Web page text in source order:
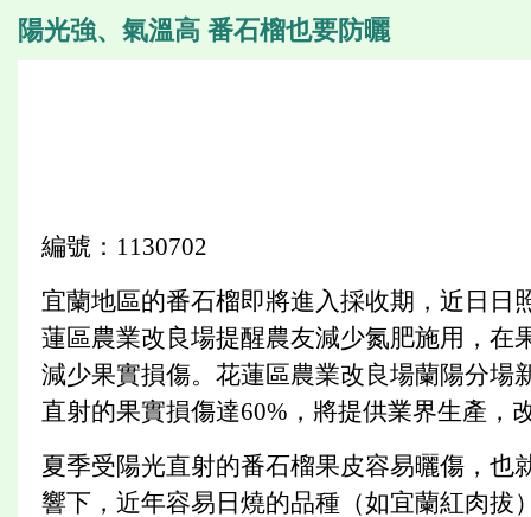
陽光強、氣溫高 番石榴也要防曬
編號：1130702
宜蘭地區的番石榴即將進入採收期，近日
蓮區農業改良場提醒農友減少氮肥施用，在
減少果實損傷。花蓮區農業改良場蘭陽分場
直射的果實損傷達60%，將提供業界生產，
夏季受陽光直射的番石榴果皮容易曬傷，
響下，近年容易日燒的品種（如宜蘭紅肉拔